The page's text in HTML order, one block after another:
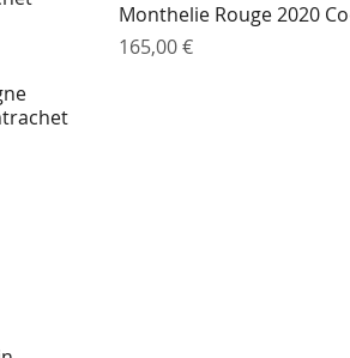
Monthelie Rouge 2020
Prix
165,00 €